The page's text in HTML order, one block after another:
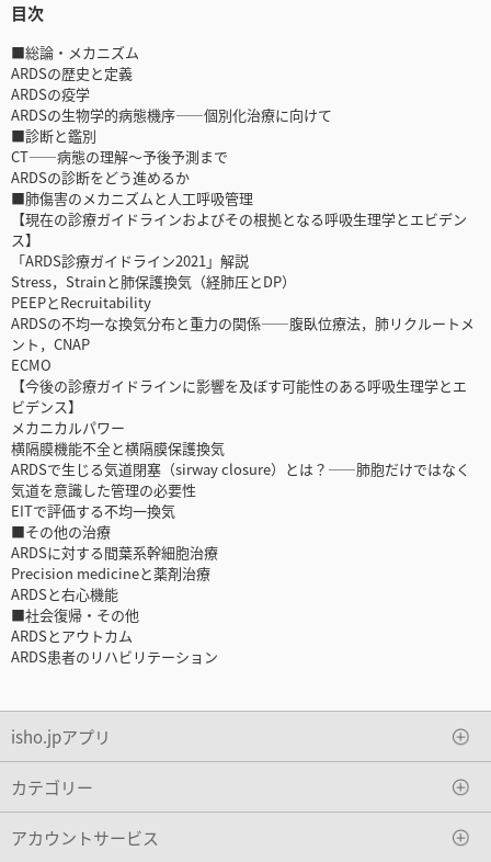
目次
■総論・メカニズム
ARDSの歴史と定義
ARDSの疫学
ARDSの生物学的病態機序――個別化治療に向けて
■診断と鑑別
CT――病態の理解～予後予測まで
ARDSの診断をどう進めるか
■肺傷害のメカニズムと人工呼吸管理
【現在の診療ガイドラインおよびその根拠となる呼吸生理学とエビデン
ス】
「ARDS診療ガイドライン2021」解説
Stress，Strainと肺保護換気（経肺圧とDP）
PEEPとRecruitability
ARDSの不均一な換気分布と重力の関係――腹臥位療法，肺リクルートメ
ント，CNAP
ECMO
【今後の診療ガイドラインに影響を及ぼす可能性のある呼吸生理学とエ
ビデンス】
メカニカルパワー
横隔膜機能不全と横隔膜保護換気
ARDSで生じる気道閉塞（sirway closure）とは？――肺胞だけではなく
気道を意識した管理の必要性
EITで評価する不均一換気
■その他の治療
ARDSに対する間葉系幹細胞治療
Precision medicineと薬剤治療
ARDSと右心機能
■社会復帰・その他
ARDSとアウトカム
ARDS患者のリハビリテーション
isho.jpアプリ
カテゴリー
アカウントサービス